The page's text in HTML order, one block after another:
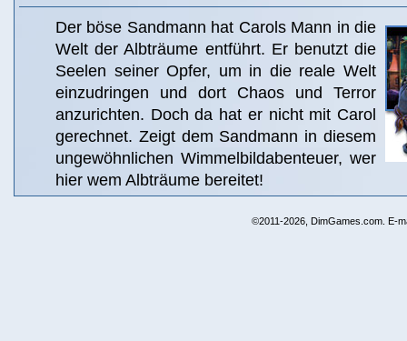
Der böse Sandmann hat Carols Mann in die
Welt der Albträume entführt. Er benutzt die
Seelen seiner Opfer, um in die reale Welt
einzudringen und dort Chaos und Terror
anzurichten. Doch da hat er nicht mit Carol
gerechnet. Zeigt dem Sandmann in diesem
ungewöhnlichen Wimmelbildabenteuer, wer
hier wem Albträume bereitet!
©2011-2026, DimGames.com. E-